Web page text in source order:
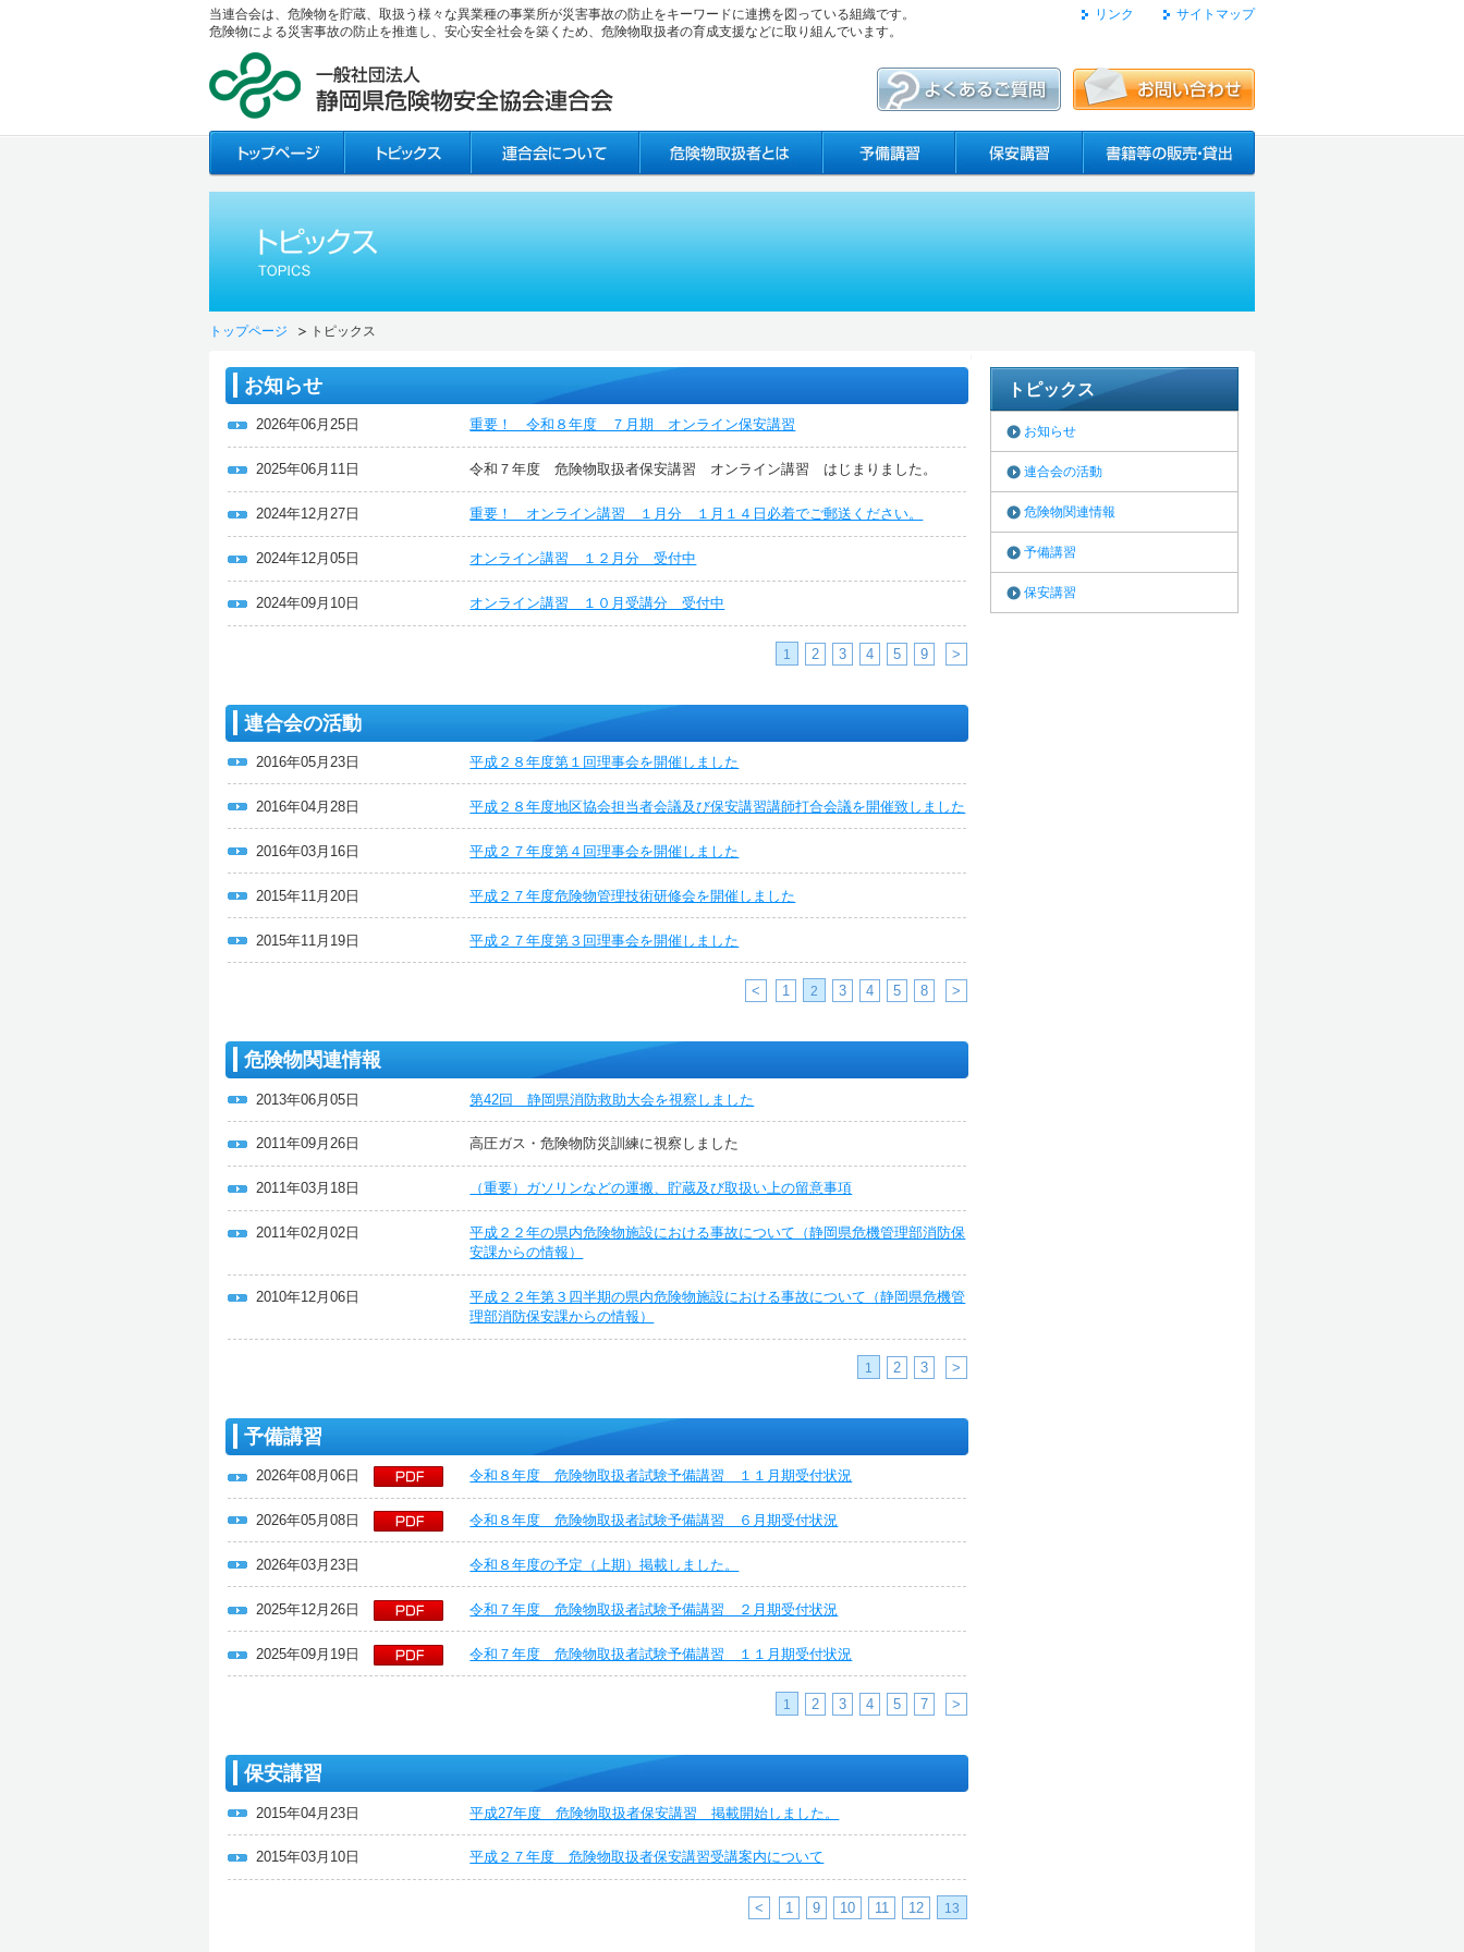
当連合会は、危険物を貯蔵、取扱う様々な異業種の事業所が災害事故の防止をキーワードに連携を図っている組織です。
危険物による災害事故の防止を推進し、安心安全社会を築くため、危険物取扱者の育成支援などに取り組んでいます。
リンク サイトマップ
トップページ トピックス
お知らせ
2026年06月25日 重要！ 令和８年度 ７月期 オンライン保安講習
2025年06月11日 令和７年度 危険物取扱者保安講習 オンライン講習 はじまりました。
2024年12月27日 重要！ オンライン講習 １月分 １月１４日必着でご郵送ください。
2024年12月05日 オンライン講習 １２月分 受付中
2024年09月10日 オンライン講習 １０月受講分 受付中
1 2 3 4 5 9 >
連合会の活動
2016年05月23日 平成２８年度第１回理事会を開催しました
2016年04月28日 平成２８年度地区協会担当者会議及び保安講習講師打合会議を開催致しました
2016年03月16日 平成２７年度第４回理事会を開催しました
2015年11月20日 平成２７年度危険物管理技術研修会を開催しました
2015年11月19日 平成２７年度第３回理事会を開催しました
< 1 2 3 4 5 8 >
危険物関連情報
2013年06月05日 第42回 静岡県消防救助大会を視察しました
2011年09月26日 高圧ガス・危険物防災訓練に視察しました
2011年03月18日 （重要）ガソリンなどの運搬、貯蔵及び取扱い上の留意事項
2011年02月02日
平成２２年の県内危険物施設における事故について（静岡県危機管理部消防保
安課からの情報）
2010年12月06日
平成２２年第３四半期の県内危険物施設における事故について（静岡県危機管
理部消防保安課からの情報）
1 2 3 >
予備講習
2026年08月06日 令和８年度 危険物取扱者試験予備講習 １１月期受付状況
2026年05月08日 令和８年度 危険物取扱者試験予備講習 ６月期受付状況
2026年03月23日 令和８年度の予定（上期）掲載しました。
2025年12月26日 令和７年度 危険物取扱者試験予備講習 ２月期受付状況
2025年09月19日 令和７年度 危険物取扱者試験予備講習 １１月期受付状況
1 2 3 4 5 7 >
保安講習
2015年04月23日 平成27年度 危険物取扱者保安講習 掲載開始しました。
2015年03月10日 平成２７年度 危険物取扱者保安講習受講案内について
< 1 9 10 11 12 13
トピックス
お知らせ
連合会の活動
危険物関連情報
予備講習
保安講習